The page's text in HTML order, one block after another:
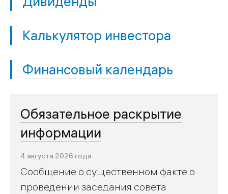
Калькулятор инвестора
Финансовый календарь
Обязательное раскрытие
информации
4 августа 2026 года
Сообщение о существенном факте о
проведении заседания совета